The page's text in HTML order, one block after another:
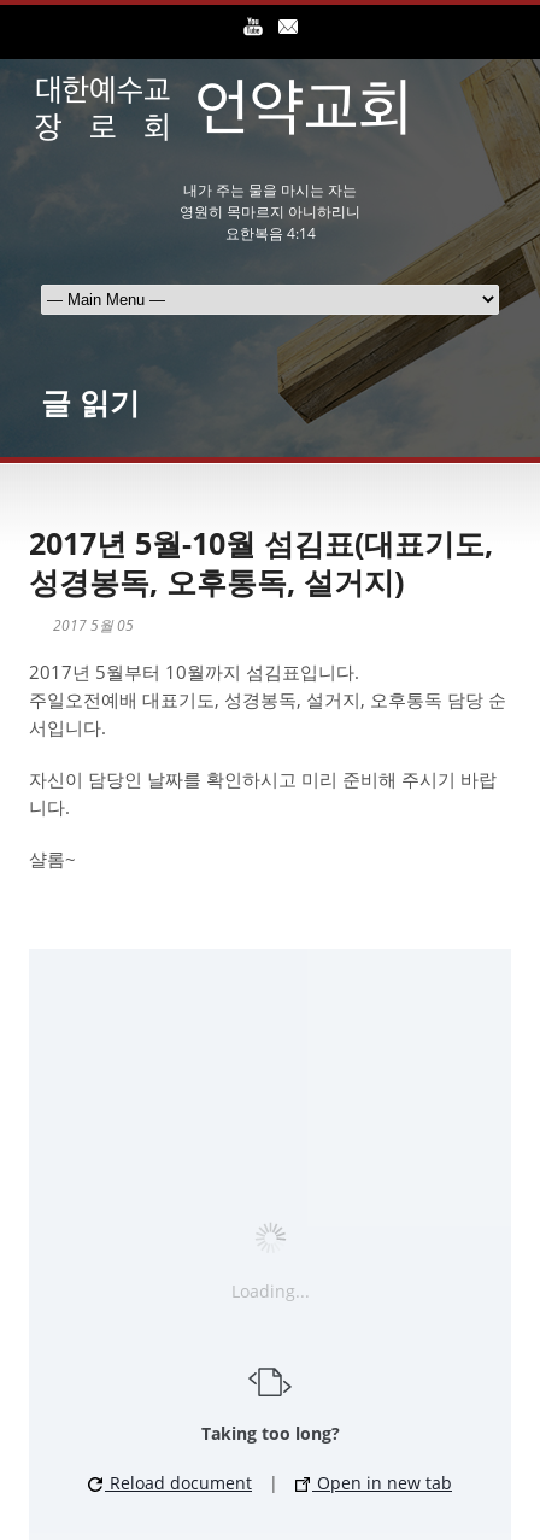
내가 주는 물을 마시는 자는
영원히 목마르지 아니하리니
요한복음 4:14
글 읽기
2017년 5월-10월 섬김표(대표기도,
성경봉독, 오후통독, 설거지)
2017 5월 05
2017년 5월부터 10월까지 섬김표입니다.
주일오전예배 대표기도, 성경봉독, 설거지, 오후통독 담당 순
서입니다.
자신이 담당인 날짜를 확인하시고 미리 준비해 주시기 바랍
니다.
샬롬~
Loading...
Taking too long?
Reload document | Open in new tab